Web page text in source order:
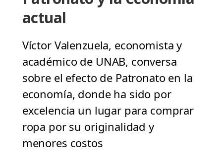
actual
Víctor Valenzuela, economista y
académico de UNAB, conversa
sobre el efecto de Patronato en la
economía, donde ha sido por
excelencia un lugar para comprar
ropa por su originalidad y
menores costos